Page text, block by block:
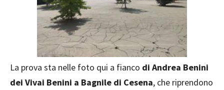
La prova sta nelle foto qui a fianco di Andrea Benini
dei Vivai Benini a Bagnile di Cesena, che riprendono